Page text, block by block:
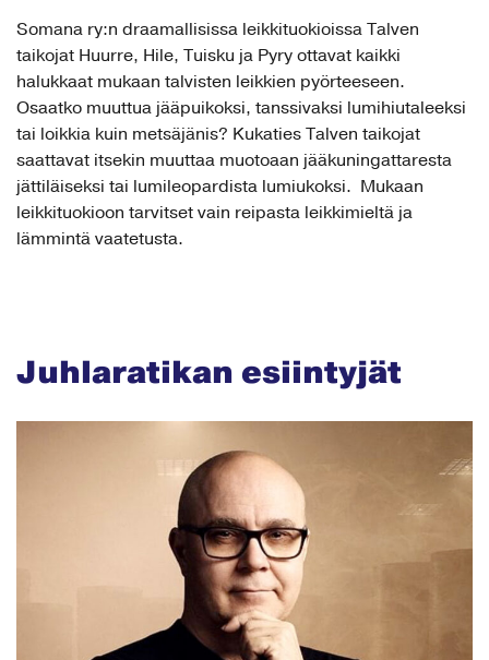
Somana ry:n draamallisissa leikkituokioissa Talven
taikojat Huurre, Hile, Tuisku ja Pyry ottavat kaikki
halukkaat mukaan talvisten leikkien pyörteeseen.
Osaatko muuttua jääpuikoksi, tanssivaksi lumihiutaleeksi
tai loikkia kuin metsäjänis? Kukaties Talven taikojat
saattavat itsekin muuttaa muotoaan jääkuningattaresta
jättiläiseksi tai lumileopardista lumiukoksi. Mukaan
leikkituokioon tarvitset vain reipasta leikkimieltä ja
lämmintä vaatetusta.
Juhlaratikan esiintyjät